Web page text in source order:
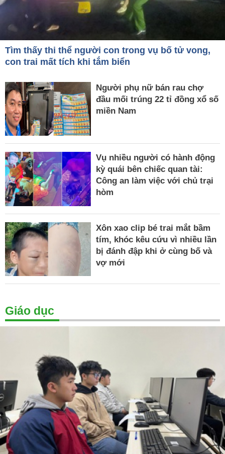
Tìm thấy thi thể người con trong vụ bố tử vong,
con trai mất tích khi tắm biển
Người phụ nữ bán rau chợ
đầu mối trúng 22 tỉ đồng xổ số
miền Nam
Vụ nhiều người có hành động
kỳ quái bên chiếc quan tài:
Công an làm việc với chủ trại
hòm
Xôn xao clip bé trai mắt bầm
tím, khóc kêu cứu vì nhiều lần
bị đánh đập khi ở cùng bố và
vợ mới
Giáo dục